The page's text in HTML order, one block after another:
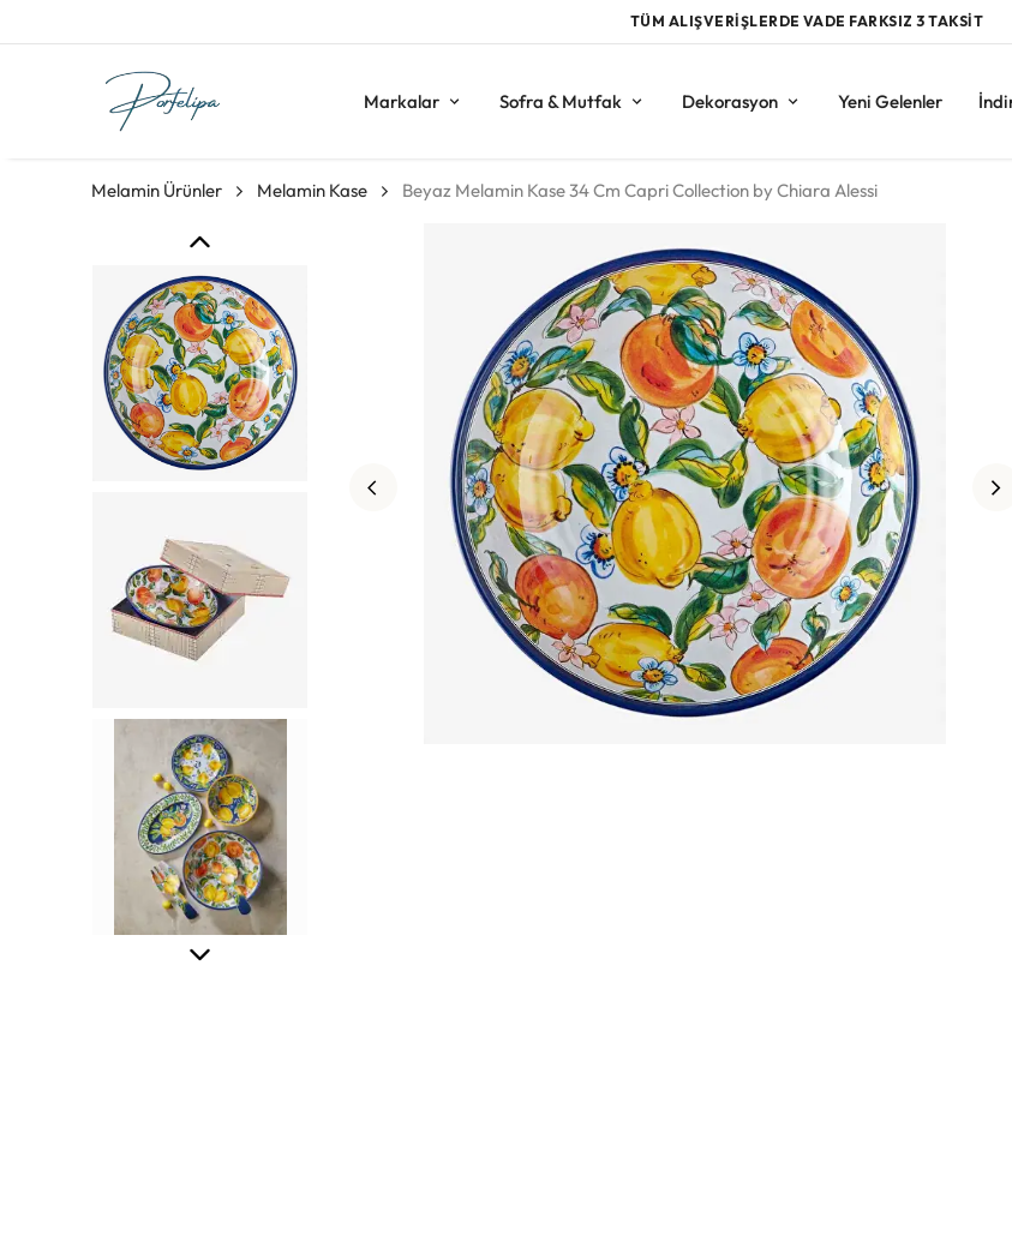
TÜM ALIŞVERİŞLERDE VADE FARKSIZ 3 TAKSİT
Markalar Sofra & Mutfak Dekorasyon Yeni Gelenler
Melamin Ürünler Melamin Kase Beyaz Melamin Kase 34 Cm Capri Collection by Chiara Alessi